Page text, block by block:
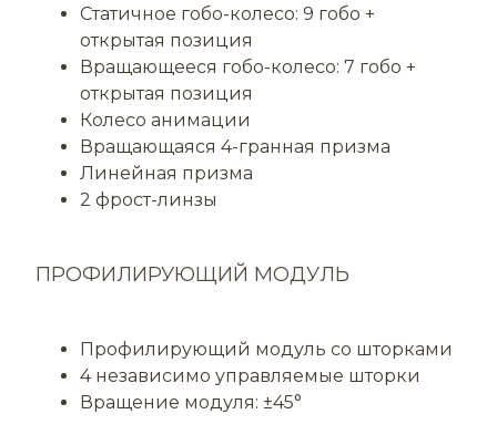
Статичное гобо-колесо: 9 гобо +
открытая позиция
Вращающееся гобо-колесо: 7 гобо +
открытая позиция
Колесо анимации
Вращающаяся 4-гранная призма
Линейная призма
2 фрост-линзы
ПРОФИЛИРУЮЩИЙ МОДУЛЬ
Профилирующий модуль со шторками
4 независимо управляемые шторки
Вращение модуля: ±45°